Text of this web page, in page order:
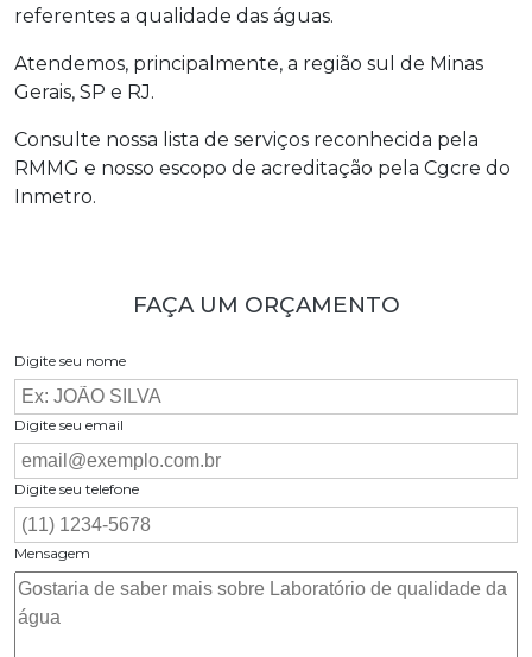
referentes a qualidade das águas.
Atendemos, principalmente, a região sul de Minas
Gerais, SP e RJ.
Consulte nossa lista de serviços reconhecida pela
RMMG e nosso escopo de acreditação pela Cgcre do
Inmetro.
FAÇA UM ORÇAMENTO
Digite seu nome
Digite seu email
Digite seu telefone
Mensagem